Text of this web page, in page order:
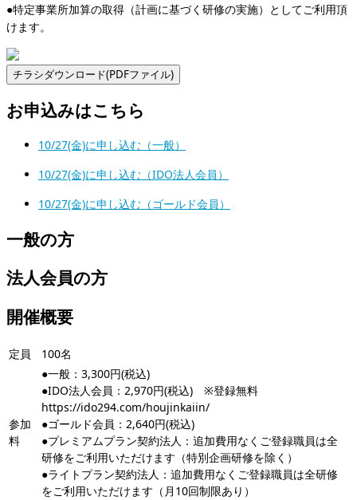
●特定事業所加算の取得（計画に基づく研修の実施）としてご利用頂
けます。
お申込みはこちら
10/27(金)に申し込む（一般）
10/27(金)に申し込む（IDO法人会員）
10/27(金)に申し込む（ゴールド会員）
一般の方
法人会員の方
開催概要
定員 100名
参加
料
●一般：3,300円(税込)
●IDO法人会員：2,970円(税込) ※登録無料
https://ido294.com/houjinkaiin/
●ゴールド会員：2,640円(税込)
●プレミアムプラン契約法人：追加費用なくご登録職員は全
研修をご利用いただけます（特別企画研修を除く）
●ライトプラン契約法人：追加費用なくご登録職員は全研修
をご利用いただけます（月10回制限あり）